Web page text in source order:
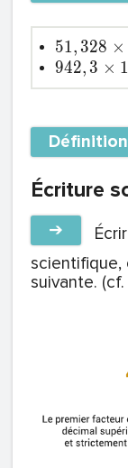
51, 328 ×
942, 3 × 1
Définition
Écriture
➔
scientifique,
suivante.